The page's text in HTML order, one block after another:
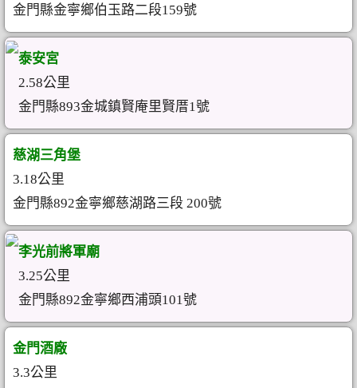
金門縣金寧鄉伯玉路二段159號
泰安宮
2.58公里
金門縣893金城鎮賢庵里賢厝1號
慈湖三角堡
3.18公里
金門縣892金寧鄉慈湖路三段 200號
李光前將軍廟
3.25公里
金門縣892金寧鄉西浦頭101號
金門酒廠
3.3公里